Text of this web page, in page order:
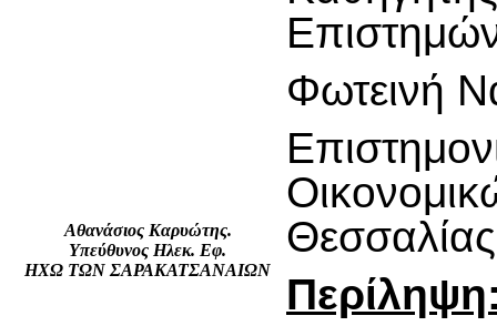
Αθανάσιος Καρυώτης.
Υπεύθυνος Ηλεκ. Εφ.
ΗΧΩ ΤΩΝ ΣΑΡΑΚΑΤΣΑΝΑΙΩΝ
Φωτεινή
Θεσσαλίας